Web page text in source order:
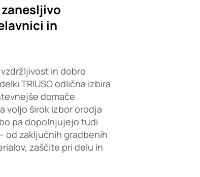
zanesljivo
in
in dobro
TRIUSO odlična izbira
domače
voljo širok izbor orodja
pa dopolnjujejo tudi
od zaključnih gradbenih
zaščite pri delu in